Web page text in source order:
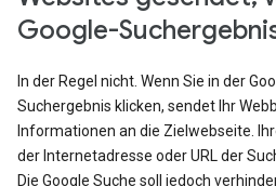
Google-
In der Regel nicht. Wenn Sie in der
Suchergebnis klicken, sendet Ihr
Informationen an die Zielwebseite.
der Internetadresse oder URL der
Die Google Suche soll jedoch